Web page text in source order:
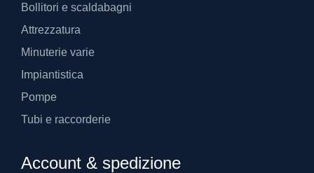
Bollitori e scaldabagni
Attrezzatura
Minuterie varie
Impiantistica
Pompe
Tubi e raccorderie
Account & spedizione